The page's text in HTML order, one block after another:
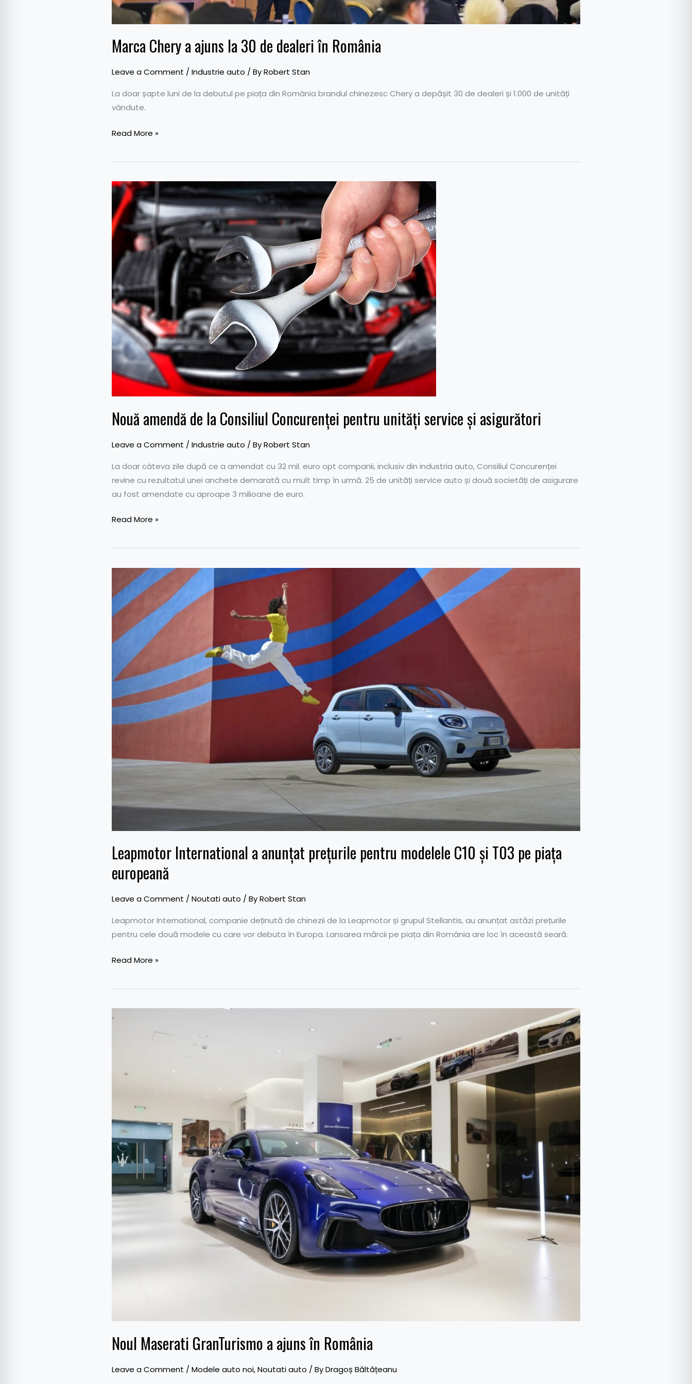
Marca Chery a ajuns la 30 de dealeri în România
Leave a Comment / Industrie auto / ByRobert Stan
La doar șapte luni de la debutul pe piața din România brandul chinezesc Chery a depășit 30 de dealeri și 1.000 de unități
vândute.
Read More »
Nouă amendă de la Consiliul Concurenței pentru unități service și asigurători
Leave a Comment /Industrie auto / ByRobert Stan
La doar câteva zile după ce a amendat cu 32 mil. euro opt companii, inclusiv din industria auto, Consiliul Concurenței
revine cu rezultatul unei anchete demarată cu mult timp în urmă. 25 de unități service auto și două societăți de asigurare
au fost amendate cu aproape 3 milioane de euro.
Nouă
amendă
de
la
Consiliul
Concurenței
pentru
unități
service
și
asigurători
Read More »
Leapmotor International a anunțat prețurile pentru modelele C10 și T03 pe piața
europeană
Leave a Comment / Noutati auto / ByRobert Stan
Leapmotor International, companie deținută de chinezii de la Leapmotor și grupul Stellantis, au anunțat astăzi prețurile
pentru cele două modele cu care vor debuta în Europa. Lansarea mărcii pe piața din România are loc în această seară.
Leapmotor
International
a
anunțat
prețurile
pentru
modelele
C10
și
T03
piața
Read More »
Noul Maserati GranTurismo a ajuns în România
Leave a Comment /Modele auto noi,Noutati auto / ByDragoș Băltățeanu
Noul
ajuns